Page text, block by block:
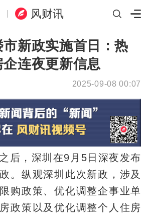
风财讯
新政实施首日：热
连夜更新信息
2025-09-08 00:07
后，深圳在9月5日深夜发布
。纵观深圳此次新政，涉及
购政策、优化调整企事业单
政策以及优化调整个人住房